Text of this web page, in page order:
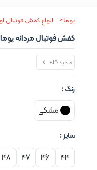
پوما انواع کفش فوتبال
کفش فوتبال مردانه پوما مدل
0 دیدگاه
رنگ :
مشکی
سایز :
44
46
47
48